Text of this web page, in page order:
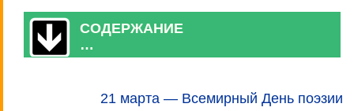
СОДЕРЖАНИЕ
…
21 марта — Всемирный День поэзии